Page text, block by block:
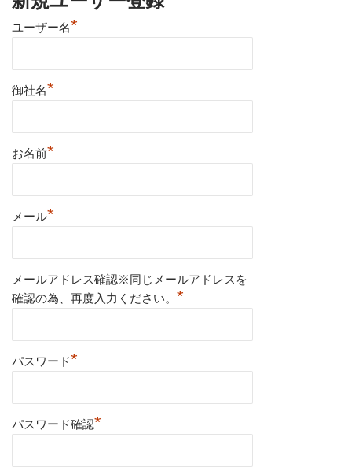
ユーザー名*
御社名*
お名前*
メール*
メールアドレス確認※同じメールアドレスを
確認の為、再度入力ください。 *
パスワード*
パスワード確認*